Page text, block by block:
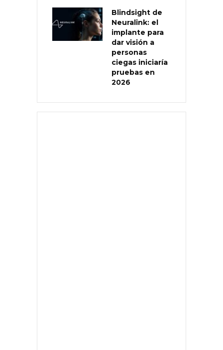
Blindsight de
Neuralink: el
implante para
dar visión a
personas
ciegas iniciaría
pruebas en
2026